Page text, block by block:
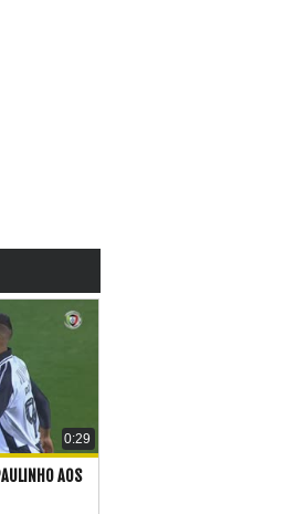
0:29
AOS